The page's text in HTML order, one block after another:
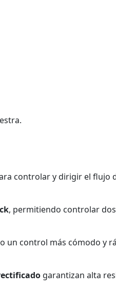
controlar y dirigir el flujo
, permitiendo controlar
un control más cómodo y
garantizan alta